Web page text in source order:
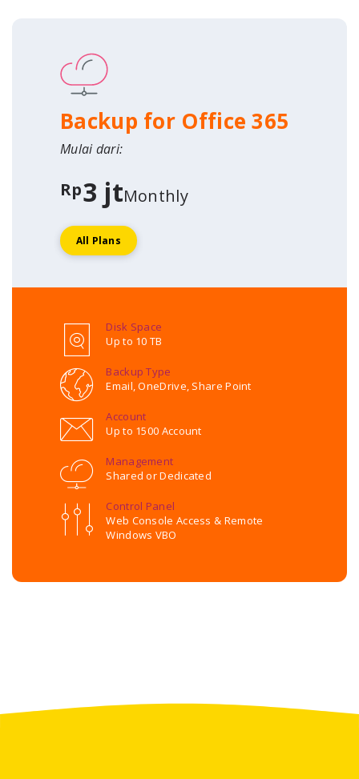
Backup for Office 365
Mulai dari:
Rp3 jtMonthly
All Plans
Disk Space
Up to 10 TB
Backup Type
Email, OneDrive, Share Point
Account
Up to 1500 Account
Management
Shared or Dedicated
Control Panel
Web Console Access & Remote
Windows VBO